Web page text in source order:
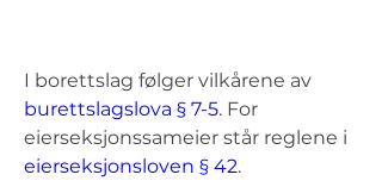
I borettslag følger vilkårene av
burettslagslova § 7-5. For
eierseksjonssameier står reglene i
eierseksjonsloven § 42.